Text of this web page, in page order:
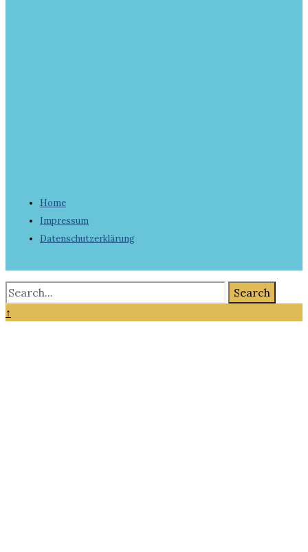
Home
Impressum
Datenschutzerklärung
Search
↑